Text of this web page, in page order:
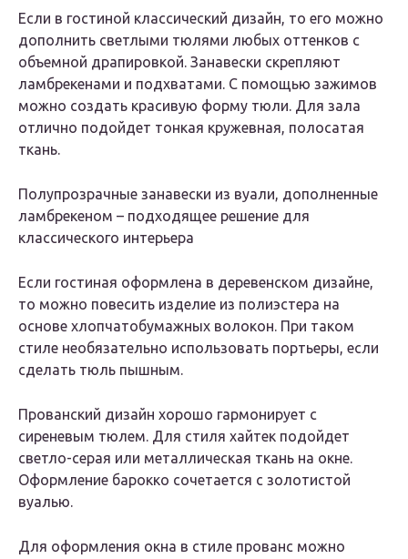
Если в гостиной классический дизайн, то его можно
дополнить светлыми тюлями любых оттенков с
объемной драпировкой. Занавески скрепляют
ламбрекенами и подхватами. С помощью зажимов
можно создать красивую форму тюли. Для зала
отлично подойдет тонкая кружевная, полосатая
ткань.
Полупрозрачные занавески из вуали, дополненные
ламбрекеном – подходящее решение для
классического интерьера
Если гостиная оформлена в деревенском дизайне,
то можно повесить изделие из полиэстера на
основе хлопчатобумажных волокон. При таком
стиле необязательно использовать портьеры, если
сделать тюль пышным.
Прованский дизайн хорошо гармонирует с
сиреневым тюлем. Для стиля хайтек подойдет
светло-серая или металлическая ткань на окне.
Оформление барокко сочетается с золотистой
вуалью.
Для оформления окна в стиле прованс можно